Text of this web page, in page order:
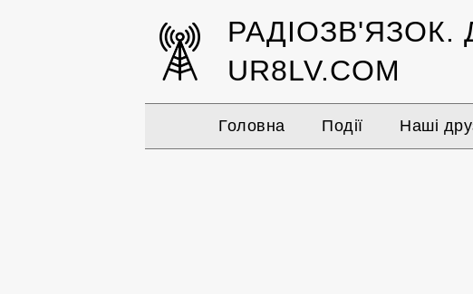
РАДІОЗВ'ЯЗОК.
UR8LV.COM
Головна Події Наші